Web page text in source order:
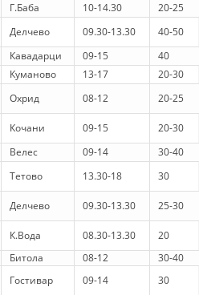
DEVELOPMENT
BOARD
ASSEMBLY
SET UP
HUMANITARIAN LAW
OF HUMAN VALUES
OF THE EMBLEM
Г.Баба 10-14.30
20-25
Делчево 09.30-13.30
40-50
Кавадарци 09-15
40
Куманово 13-17
20-30
Охрид 08-12 20-25
Кочани 09-15
20-30
Велес 09-14
30-40
Тетово 13.30-18 30
Делчево 09.30-13.30 25-30
К.Вода 08.30-13.30
20
Битола 08-12
30-40
Гостивар 09-14
30